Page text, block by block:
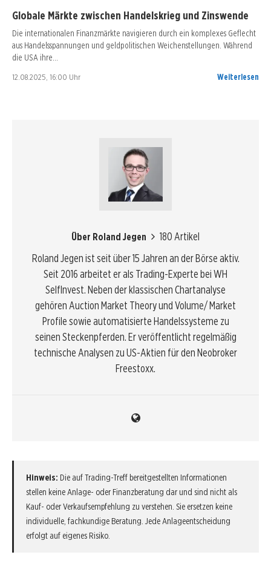
Globale Märkte zwischen Handelskrieg und Zinswende
Die internationalen Finanzmärkte navigieren durch ein komplexes Geflecht
aus Handelsspannungen und geldpolitischen Weichenstellungen. Während
die USA ihre…
12.08.2025, 16:00 Uhr Weiterlesen
Über Roland Jegen
180 Artikel
Roland Jegen ist seit über 15 Jahren an der Börse aktiv.
Seit 2016 arbeitet er als Trading-Experte bei WH
SelfInvest. Neben der klassischen Chartanalyse
gehören Auction Market Theory und Volume/ Market
Profile sowie automatisierte Handelssysteme zu
seinen Steckenpferden. Er veröffentlicht regelmäßig
technische Analysen zu US-Aktien für den Neobroker
Freestoxx.
Hinweis: Die auf Trading-Treff bereitgestellten Informationen
stellen keine Anlage- oder Finanzberatung dar und sind nicht als
Kauf- oder Verkaufsempfehlung zu verstehen. Sie ersetzen keine
individuelle, fachkundige Beratung. Jede Anlageentscheidung
erfolgt auf eigenes Risiko.